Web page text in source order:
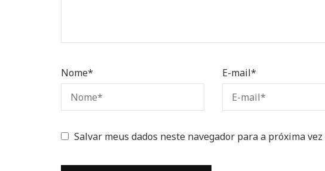
Nome* E-mail*
Salvar meus dados neste navegador para a próxima vez